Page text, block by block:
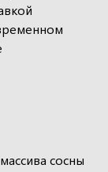
сосны